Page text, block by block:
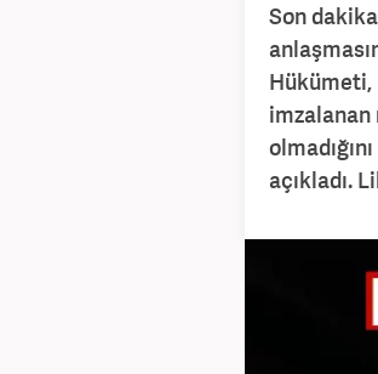
Son
Hükümeti,
imzalanan
açıkladı.